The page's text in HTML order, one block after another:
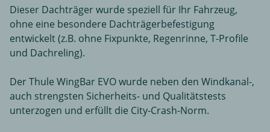
Dieser Dachträger wurde speziell für Ihr Fahrzeug,
ohne eine besondere Dachträgerbefestigung
entwickelt (z.B. ohne Fixpunkte, Regenrinne, T-Profile
und Dachreling).
Der Thule WingBar EVO wurde neben den Windkanal-,
auch strengsten Sicherheits- und Qualitätstests
unterzogen und erfüllt die City-Crash-Norm.